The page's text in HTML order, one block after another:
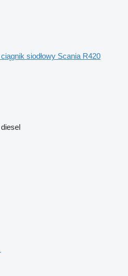
ciągnik siodłowy Scania R420
diesel